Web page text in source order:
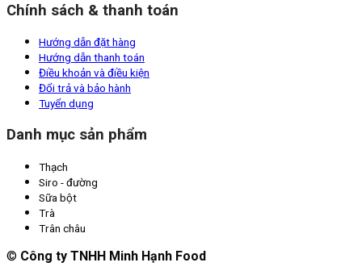
Chính sách & thanh toán
Hướng dẫn đặt hàng
Hướng dẫn thanh toán
Điều khoản và điều kiện
Đổi trả và bảo hành
Tuyển dụng
Danh mục sản phẩm
Thạch
Siro - đường
Sữa bột
Trà
Trân châu
© Công ty TNHH Minh Hạnh Food